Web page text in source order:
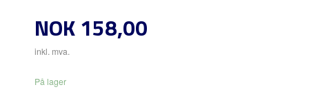
Pris
NOK158,00
inkl. mva.
På lager